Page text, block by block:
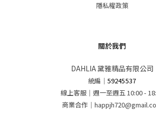
隱私權政策
關於我們
DAHLIA 黛雅精品有限公司
統編 ｜59245537
線上客服｜週一至週五 10:00 -
商業合作｜